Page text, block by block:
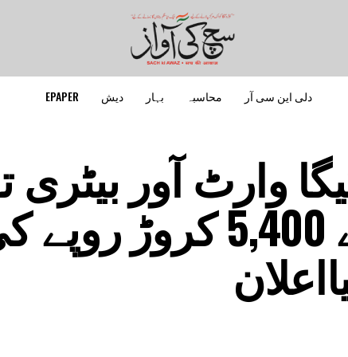
دلی این سی آر محاسبہ بہار دیش EPAPER
نے 30 گیگا وارٹ آور
ذخیرہ کرنے کے لیے 5,400 کروڑ